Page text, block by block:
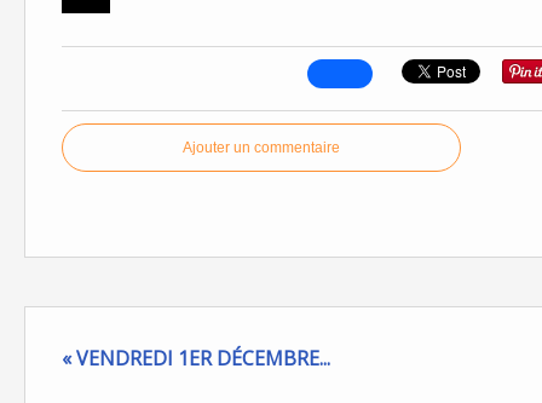
Ajouter un commentaire
« VENDREDI 1ER DÉCEMBRE...